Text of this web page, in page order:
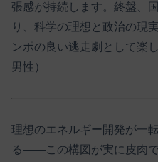
張感が持続します。終盤、
り、科学の理想と政治の現
ンポの良い逃走劇として楽
男性）
理想のエネルギー開発が一
る――この構図が実に皮肉